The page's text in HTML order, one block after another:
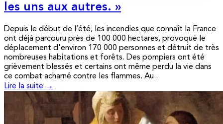
les uns aux autres. »
Depuis le début de l’été, les incendies que connaît la France
ont déjà parcouru près de 100 000 hectares, provoqué le
déplacement d'environ 170 000 personnes et détruit de très
nombreuses habitations et forêts. Des pompiers ont été
grièvement blessés et certains ont même perdu la vie dans
ce combat acharné contre les flammes. Au...
Lire la suite →